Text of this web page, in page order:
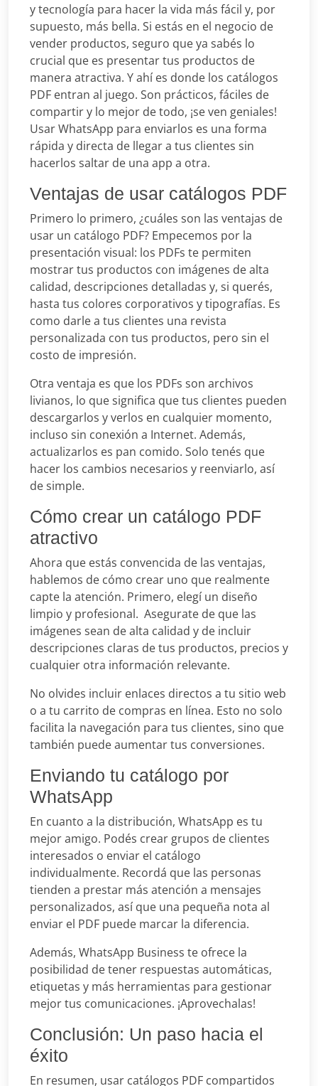
y tecnología para hacer la vida más fácil y, por
supuesto, más bella. Si estás en el negocio de
vender productos, seguro que ya sabés lo
crucial que es presentar tus productos de
manera atractiva. Y ahí es donde los catálogos
PDF entran al juego. Son prácticos, fáciles de
compartir y lo mejor de todo, ¡se ven geniales!
Usar WhatsApp para enviarlos es una forma
rápida y directa de llegar a tus clientes sin
hacerlos saltar de una app a otra.
Ventajas de usar catálogos PDF
Primero lo primero, ¿cuáles son las ventajas de
usar un catálogo PDF? Empecemos por la
presentación visual: los PDFs te permiten
mostrar tus productos con imágenes de alta
calidad, descripciones detalladas y, si querés,
hasta tus colores corporativos y tipografías. Es
como darle a tus clientes una revista
personalizada con tus productos, pero sin el
costo de impresión.
Otra ventaja es que los PDFs son archivos
livianos, lo que significa que tus clientes pueden
descargarlos y verlos en cualquier momento,
incluso sin conexión a Internet. Además,
actualizarlos es pan comido. Solo tenés que
hacer los cambios necesarios y reenviarlo, así
de simple.
Cómo crear un catálogo PDF
atractivo
Ahora que estás convencida de las ventajas,
hablemos de cómo crear uno que realmente
capte la atención. Primero, elegí un diseño
limpio y profesional. Asegurate de que las
imágenes sean de alta calidad y de incluir
descripciones claras de tus productos, precios y
cualquier otra información relevante.
No olvides incluir enlaces directos a tu sitio web
o a tu carrito de compras en línea. Esto no solo
facilita la navegación para tus clientes, sino que
también puede aumentar tus conversiones.
Enviando tu catálogo por
WhatsApp
En cuanto a la distribución, WhatsApp es tu
mejor amigo. Podés crear grupos de clientes
interesados o enviar el catálogo
individualmente. Recordá que las personas
tienden a prestar más atención a mensajes
personalizados, así que una pequeña nota al
enviar el PDF puede marcar la diferencia.
Además, WhatsApp Business te ofrece la
posibilidad de tener respuestas automáticas,
etiquetas y más herramientas para gestionar
mejor tus comunicaciones. ¡Aprovechalas!
Conclusión: Un paso hacia el
éxito
En resumen, usar catálogos PDF compartidos